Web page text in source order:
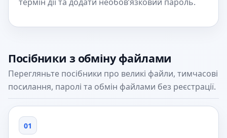
Посібники з обміну файлами
Перегляньте посібники про великі файли, тимчасові
посилання, паролі та обмін файлами без реєстрації.
01